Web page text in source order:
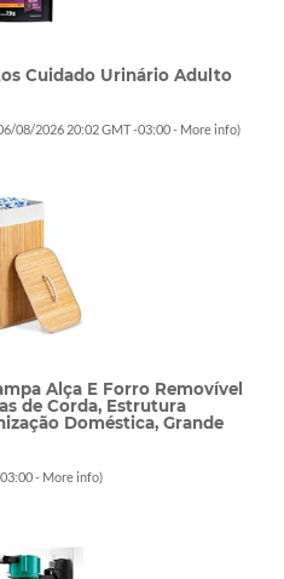
Cuidado Urinário Adulto
08/2026 20:02 GMT -03:00 - More info)
Alça E Forro Removível
de Corda, Estrutura
Doméstica, Grande
- More info)